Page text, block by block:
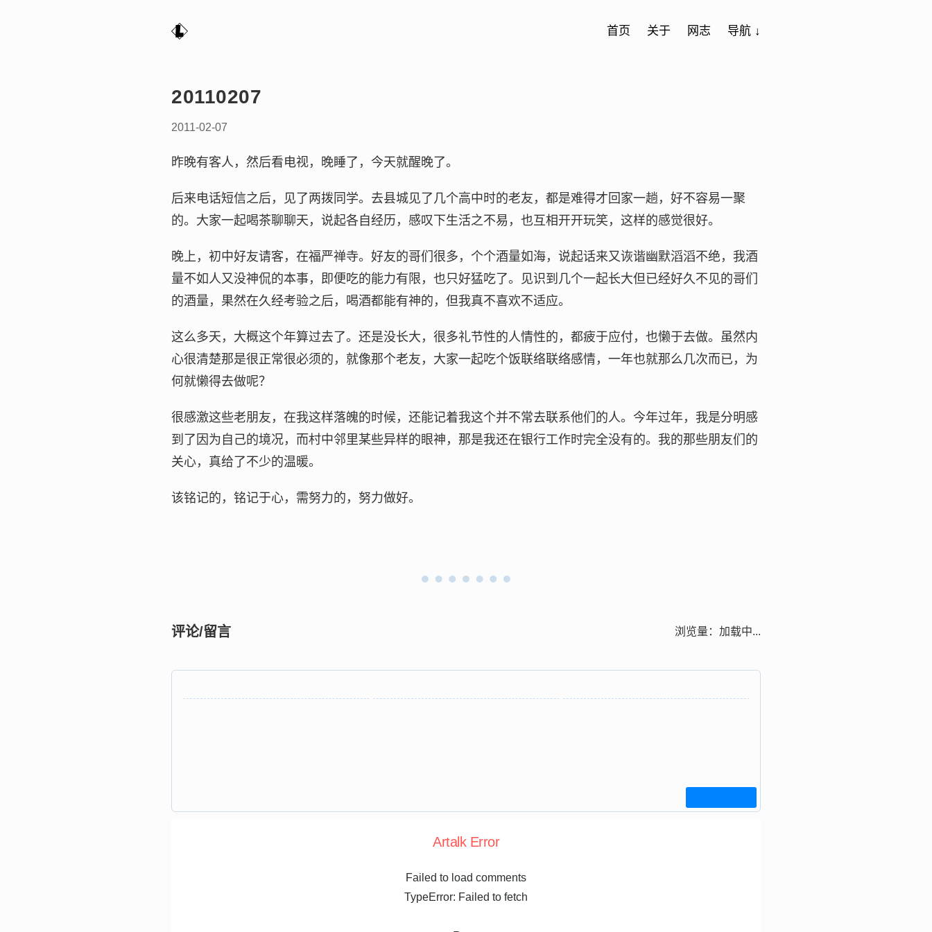
首页 关于 网志 导航 ↓
20110207
2011-02-07
昨晚有客人，然后看电视，晚睡了，今天就醒晚了。
后来电话短信之后，见了两拨同学。去县城见了几个高中时的老友，都是难得才回家一趟，好不容易一聚
的。大家一起喝茶聊聊天，说起各自经历，感叹下生活之不易，也互相开开玩笑，这样的感觉很好。
晚上，初中好友请客，在福严禅寺。好友的哥们很多，个个酒量如海，说起话来又诙谐幽默滔滔不绝，我酒
量不如人又没神侃的本事，即便吃的能力有限，也只好猛吃了。见识到几个一起长大但已经好久不见的哥们
的酒量，果然在久经考验之后，喝酒都能有神的，但我真不喜欢不适应。
这么多天，大概这个年算过去了。还是没长大，很多礼节性的人情性的，都疲于应付，也懒于去做。虽然内
心很清楚那是很正常很必须的，就像那个老友，大家一起吃个饭联络联络感情，一年也就那么几次而已，为
何就懒得去做呢？
很感激这些老朋友，在我这样落魄的时候，还能记着我这个并不常去联系他们的人。今年过年，我是分明感
到了因为自己的境况，而村中邻里某些异样的眼神，那是我还在银行工作时完全没有的。我的那些朋友们的
关心，真给了不少的温暖。
该铭记的，铭记于心，需努力的，努力做好。
评论/留言 浏览量： 加载中...
Artalk Error
Failed to load comments
TypeError: Failed to fetch